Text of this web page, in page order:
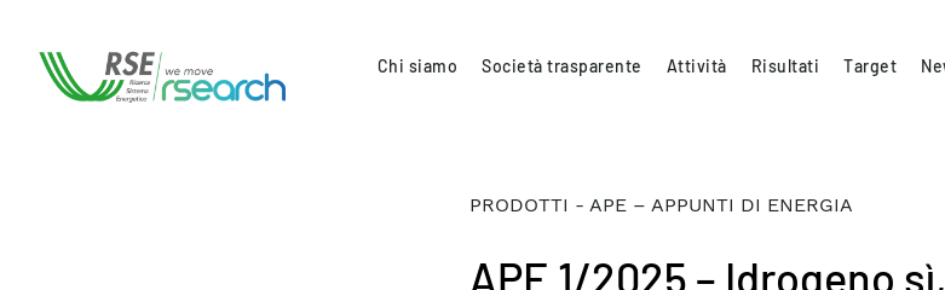
Chi siamo Società trasparente Attività Risultati Target
PRODOTTI - APE – APPUNTI DI ENERGIA
APE 1/2025 – Idrogeno